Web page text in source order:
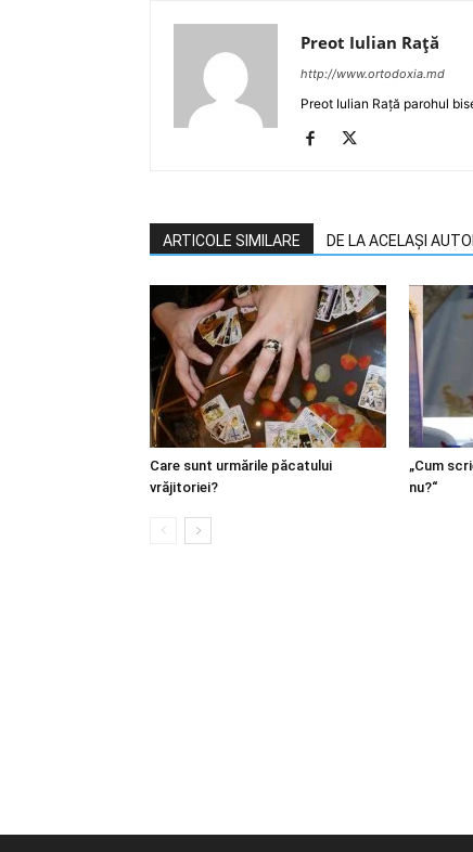
Preot Iulian Raţă
http://www.ortodoxia.md
Preot Iulian Rață parohul
ARTICOLE SIMILARE DE LA ACELAȘI
Care sunt urmările păcatului
vrăjitoriei?
„Cum
nu?“